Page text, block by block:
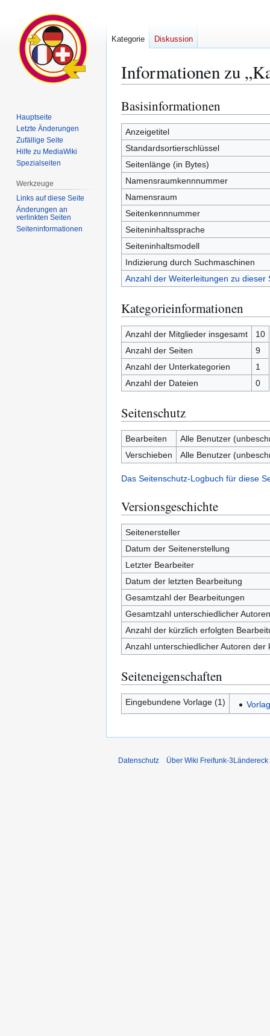
Informationen zu
Zur
Navigation
springen
Zur
Suche
springen
Basisinformationen
Anzeigetitel
Standardsortierschlüssel
Seitenlänge (in Bytes)
Namensraumkennnummer
Namensraum
Seitenkennnummer
Seiteninhaltssprache
Seiteninhaltsmodell
Indizierung durch Suchmaschinen
Anzahl der Weiterleitungen zu dieser
Kategorieinformationen
Anzahl der Mitglieder insgesamt
10
Anzahl der Seiten
9
Anzahl der Unterkategorien
1
Anzahl der Dateien
0
Seitenschutz
Bearbeiten
Alle Benutzer
Verschieben
Alle Benutzer
Das Seitenschutz-Logbuch für diese
Versionsgeschichte
Seitenersteller
Datum der Seitenerstellung
Letzter Bearbeiter
Datum der letzten Bearbeitung
Gesamtzahl der Bearbeitungen
Gesamtzahl unterschiedlicher Autoren
Anzahl der kürzlich erfolgten
Anzahl unterschiedlicher Autoren
Seiteneigenschaften
Eingebundene Vorlage (1)
Kategorie Diskussion
Hauptseite
Letzte Änderungen
Zufällige Seite
Hilfe zu MediaWiki
Spezialseiten
Werkzeuge
Links auf diese Seite
Änderungen an
verlinkten Seiten
Seiten­­informationen
Datenschutz Über Wiki Freifunk-3Ländereck